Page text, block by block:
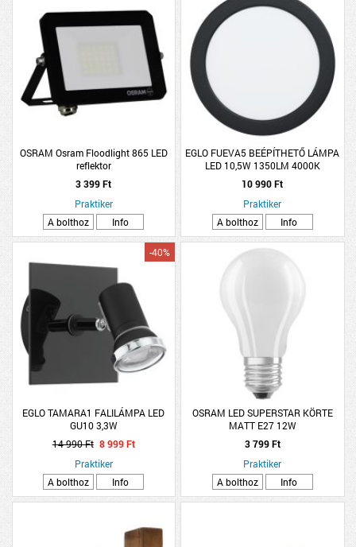
OSRAM Osram Floodlight 865 LED
reflektor
3 399 Ft
Praktiker
A bolthoz
Info
EGLO FUEVA5 BEÉPÍTHETŐ LÁMPA
LED 10,5W 1350LM 4000K
ÁTMÉRŐ:16,6CM IP44 FEKETE
10 990 Ft
Praktiker
A bolthoz
Info
EGLO TAMARA1 FALILÁMPA LED
GU10 3,3W
-40%
14 990 Ft 8 999 Ft
Praktiker
A bolthoz
Info
OSRAM LED SUPERSTAR KÖRTE
MATT E27 12W
3 799 Ft
Praktiker
A bolthoz
Info